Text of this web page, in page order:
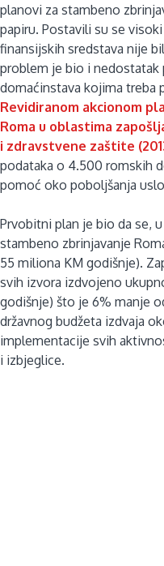
planovi za stambeno
papiru. Postavili su se
finansijskih sredstava nije
problem je bio i nedostatak
domaćinstava kojima treba
Revidiranom akcionom
Roma u oblastima
i zdravstvene zaštite
podataka o 4.500 romskih
pomoć oko poboljšanja
Prvobitni plan je bio da se,
stambeno zbrinjavanje
55 miliona KM godišnje).
svih izvora izdvojeno
godišnje) što je 6% manje
državnog budžeta izdvaja
implementacije svih
i izbjeglice.